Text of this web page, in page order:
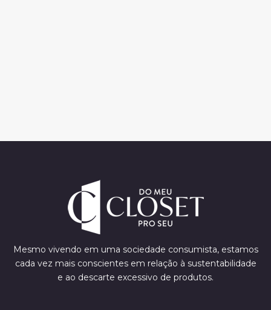
Mesmo vivendo em uma sociedade consumista, estamos
cada vez mais conscientes em relação à sustentabilidade
e ao descarte excessivo de produtos.